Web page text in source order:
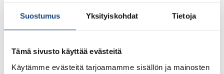
Suostumus Yksityiskohdat Tietoja
Tämä sivusto käyttää evästeitä
Käytämme evästeitä tarjoamamme sisällön ja mainosten
viikonloppuna